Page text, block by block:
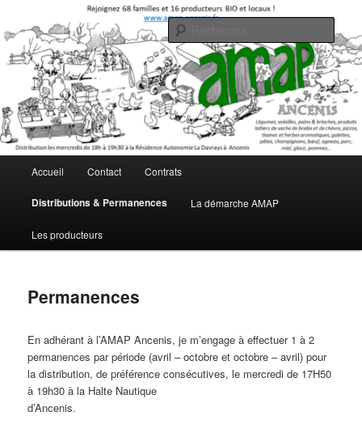
contenu
principalAMAP Ancenis
Association pour le Maintien de l'Agriculture Paysanne
principal
Accueil Contact Contrats
Distributions & Permanences La démarche AMAP
Les producteurs
Permanences
En adhérant à l’AMAP Ancenis, je m’engage à effectuer 1 à 2
permanences par période (avril – octobre et octobre – avril) pour
la distribution, de préférence consécutives, le mercredi de 17H50
à 19h30 à la Halte Nautique
d’Ancenis.